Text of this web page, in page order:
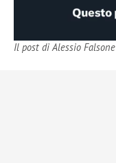
Il post di Alessio Falsone